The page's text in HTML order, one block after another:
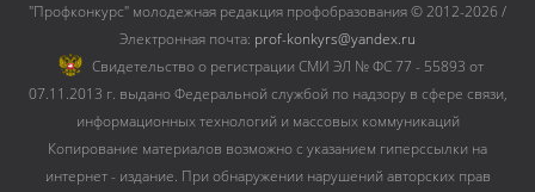
"Профконкурс" молодежная редакция профобразования © 2012-2026 /
Электронная почта: prof-konkyrs@yandex.ru
Cвидетельство о регистрации СМИ ЭЛ № ФС 77 - 55893 от
07.11.2013 г. выдано Федеральной службой по надзору в сфере связи,
информационных технологий и массовых коммуникаций
Копирование материалов возможно с указанием гиперссылки на
интернет - издание. При обнаружении нарушений авторских прав